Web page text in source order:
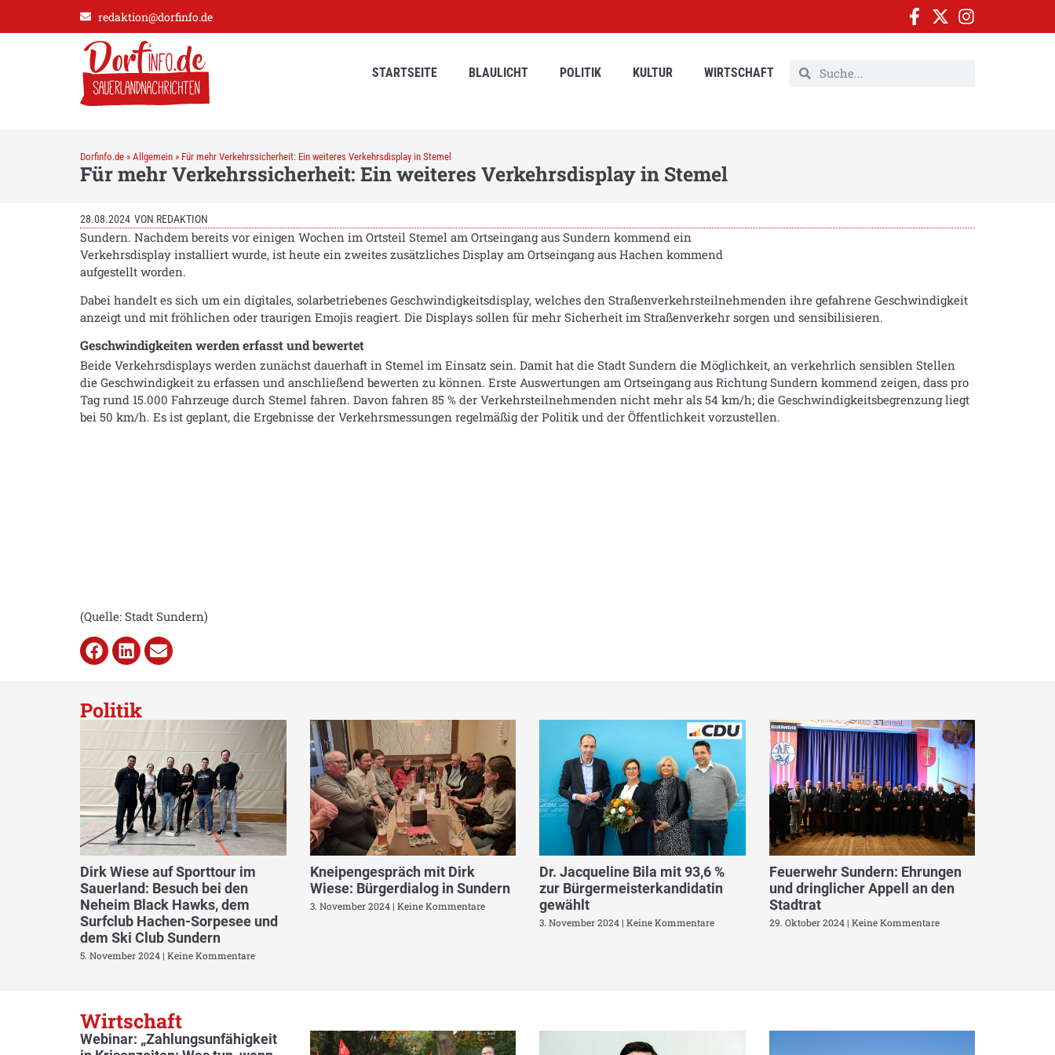
redaktion@dorfinfo.de
STARTSEITE BLAULICHT POLITIK KULTUR WIRTSCHAFT
Dorfinfo.de » Allgemein » Für mehr Verkehrssicherheit: Ein weiteres Verkehrsdisplay in Stemel
Für mehr Verkehrssicherheit: Ein weiteres Verkehrsdisplay in Stemel
28.08.2024 VON REDAKTION
Sundern. Nachdem bereits vor einigen Wochen im Ortsteil Stemel am Ortseingang aus Sundern kommend ein
Verkehrsdisplay installiert wurde, ist heute ein zweites zusätzliches Display am Ortseingang aus Hachen kommend
aufgestellt worden.
Dabei handelt es sich um ein digitales, solarbetriebenes Geschwindigkeitsdisplay, welches den Straßenverkehrsteilnehmenden ihre gefahrene Geschwindigkeit
anzeigt und mit fröhlichen oder traurigen Emojis reagiert. Die Displays sollen für mehr Sicherheit im Straßenverkehr sorgen und sensibilisieren.
Geschwindigkeiten werden erfasst und bewertet
Beide Verkehrsdisplays werden zunächst dauerhaft in Stemel im Einsatz sein. Damit hat die Stadt Sundern die Möglichkeit, an verkehrlich sensiblen Stellen
die Geschwindigkeit zu erfassen und anschließend bewerten zu können. Erste Auswertungen am Ortseingang aus Richtung Sundern kommend zeigen, dass pro
Tag rund 15.000 Fahrzeuge durch Stemel fahren. Davon fahren 85 % der Verkehrsteilnehmenden nicht mehr als 54 km/h; die Geschwindigkeitsbegrenzung liegt
bei 50 km/h. Es ist geplant, die Ergebnisse der Verkehrsmessungen regelmäßig der Politik und der Öffentlichkeit vorzustellen.
(Quelle: Stadt Sundern)
Politik
Dirk Wiese auf Sporttour im
Sauerland: Besuch bei den
Neheim Black Hawks, dem
Surfclub Hachen-Sorpesee und
dem Ski Club Sundern
5. November 2024 Keine Kommentare
Kneipengespräch mit Dirk
Wiese: Bürgerdialog in Sundern
3. November 2024 Keine Kommentare
Dr. Jacqueline Bila mit 93,6 %
zur Bürgermeisterkandidatin
gewählt
3. November 2024 Keine Kommentare
Feuerwehr Sundern: Ehrungen
und dringlicher Appell an den
Stadtrat
29. Oktober 2024 Keine Kommentare
Wirtschaft
Webinar: „Zahlungsunfähigkeit